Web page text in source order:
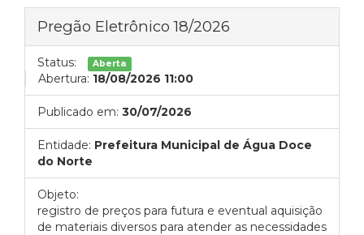
Pregão Eletrônico 18/2026
Status: Aberta
Abertura: 18/08/2026 11:00
Publicado em: 30/07/2026
Entidade: Prefeitura Municipal de Água Doce
do Norte
Objeto:
registro de preços para futura e eventual aquisição
de materiais diversos para atender as necessidades